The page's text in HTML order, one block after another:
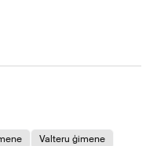
Valteru ģimene